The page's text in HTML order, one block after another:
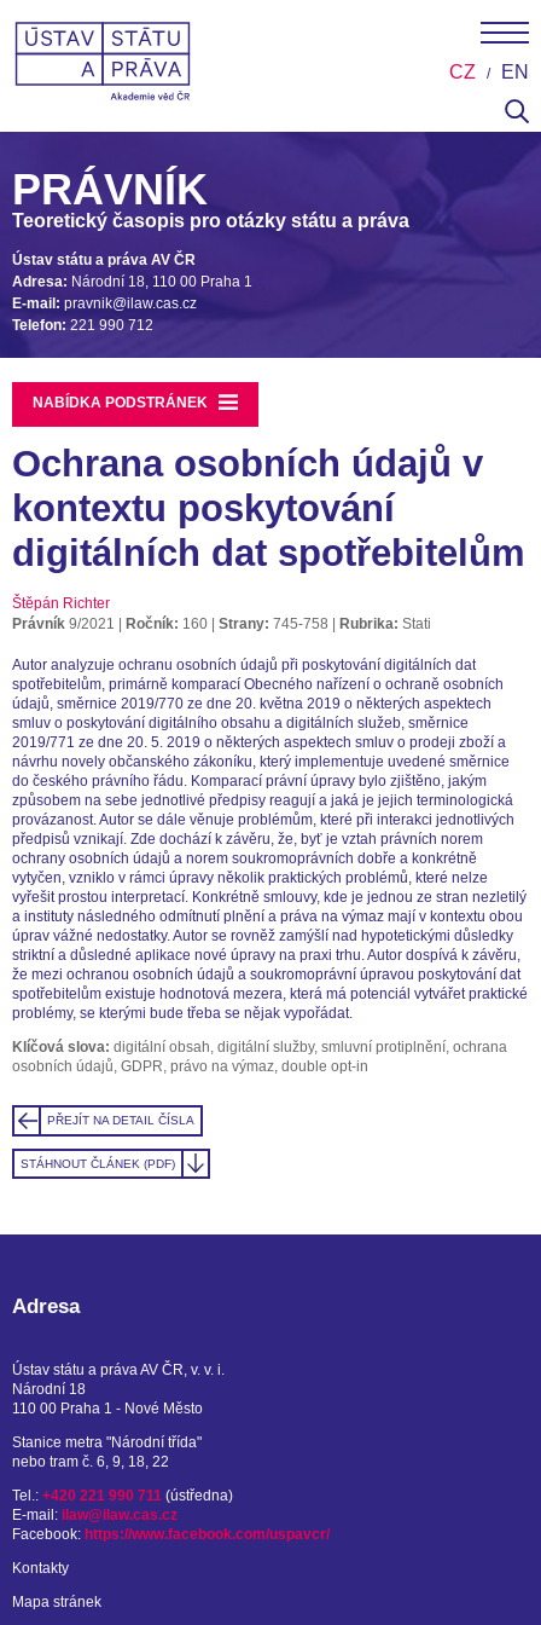
CZ EN
PRÁVNÍK
Teoretický časopis pro otázky státu a práva
Ústav státu a práva AV ČR
Adresa: Národní 18, 110 00 Praha 1
E-mail: pravnik@ilaw.cas.cz
Telefon: 221 990 712
NABÍDKA PODSTRÁNEK
Ochrana osobních údajů v
kontextu poskytování
digitálních dat spotřebitelům
Štěpán Richter
Právník 9/2021 Ročník: 160 Strany: 745-758 Rubrika: Stati
Autor analyzuje ochranu osobních údajů při poskytování digitálních dat
spotřebitelům, primárně komparací Obecného nařízení o ochraně osobních
údajů, směrnice 2019/770 ze dne 20. května 2019 o některých aspektech
smluv o poskytování digitálního obsahu a digitálních služeb, směrnice
2019/771 ze dne 20. 5. 2019 o některých aspektech smluv o prodeji zboží a
návrhu novely občanského zákoníku, který implementuje uvedené směrnice
do českého právního řádu. Komparací právní úpravy bylo zjištěno, jakým
způsobem na sebe jednotlivé předpisy reagují a jaká je jejich terminologická
provázanost. Autor se dále věnuje problémům, které při interakci jednotlivých
předpisů vznikají. Zde dochází k závěru, že, byť je vztah právních norem
ochrany osobních údajů a norem soukromoprávních dobře a konkrétně
vytyčen, vzniklo v rámci úpravy několik praktických problémů, které nelze
vyřešit prostou interpretací. Konkrétně smlouvy, kde je jednou ze stran nezletilý
a instituty následného odmítnutí plnění a práva na výmaz mají v kontextu obou
úprav vážné nedostatky. Autor se rovněž zamýšlí nad hypotetickými důsledky
striktní a důsledné aplikace nové úpravy na praxi trhu. Autor dospívá k závěru,
že mezi ochranou osobních údajů a soukromoprávní úpravou poskytování dat
spotřebitelům existuje hodnotová mezera, která má potenciál vytvářet praktické
problémy, se kterými bude třeba se nějak vypořádat.
Klíčová slova: digitální obsah, digitální služby, smluvní protiplnění, ochrana
osobních údajů, GDPR, právo na výmaz, double opt-in
PŘEJÍT NA DETAIL ČÍSLA
STÁHNOUT ČLÁNEK (PDF)
Adresa
Ústav státu a práva AV ČR, v. v. i.
Národní 18
110 00 Praha 1 - Nové Město
Stanice metra "Národní třída"
nebo tram č. 6, 9, 18, 22
Tel.: +420 221 990 711 (ústředna)
E-mail: ilaw@ilaw.cas.cz
Facebook: https://www.facebook.com/uspavcr/
Kontakty
Mapa stránek